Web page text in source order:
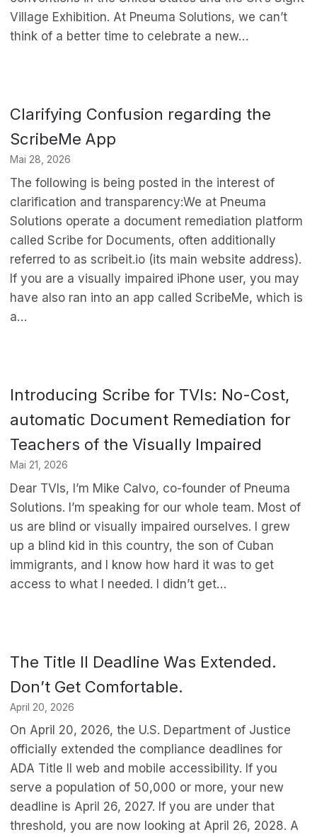
Village Exhibition. At Pneuma Solutions, we can’t
think of a better time to celebrate a new…
Clarifying Confusion regarding the
ScribeMe App
Mai 28, 2026
The following is being posted in the interest of
clarification and transparency:We at Pneuma
Solutions operate a document remediation platform
called Scribe for Documents, often additionally
referred to as scribeit.io (its main website address).
If you are a visually impaired iPhone user, you may
have also ran into an app called ScribeMe, which is
a…
Introducing Scribe for TVIs: No-Cost,
automatic Document Remediation for
Teachers of the Visually Impaired
Mai 21, 2026
Dear TVIs, I’m Mike Calvo, co-founder of Pneuma
Solutions. I’m speaking for our whole team. Most of
us are blind or visually impaired ourselves. I grew
up a blind kid in this country, the son of Cuban
immigrants, and I know how hard it was to get
access to what I needed. I didn’t get…
The Title II Deadline Was Extended.
Don’t Get Comfortable.
April 20, 2026
On April 20, 2026, the U.S. Department of Justice
officially extended the compliance deadlines for
ADA Title II web and mobile accessibility. If you
serve a population of 50,000 or more, your new
deadline is April 26, 2027. If you are under that
threshold, you are now looking at April 26, 2028. A